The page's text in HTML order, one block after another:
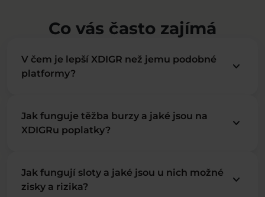
Co vás často zajímá
V čem je lepší XDIGR než jemu podobné
platformy?
keyboard_arrow_down
Jak funguje těžba burzy a jaké jsou na
XDIGRu poplatky?
keyboard_arrow_down
Jak fungují sloty a jaké jsou u nich možné
zisky a rizika?
keyboard_arrow_down